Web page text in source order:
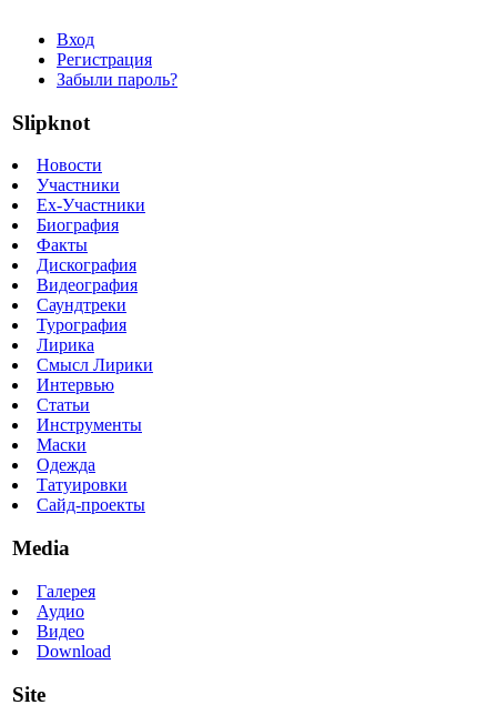
Вход
Регистрация
Забыли пароль?
Slipknot
Новости
Участники
Ex-Участники
Биография
Факты
Дискография
Видеография
Саундтреки
Турография
Лирика
Смысл Лирики
Интервью
Статьи
Инструменты
Маски
Одежда
Татуировки
Сайд-проекты
Media
Галерея
Аудио
Видео
Download
Site